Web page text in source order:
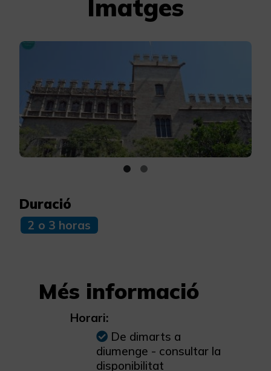
Imatges
Duració
2 o 3 horas
Més informació
Horari:
De dimarts a
diumenge - consultar la
disponibilitat